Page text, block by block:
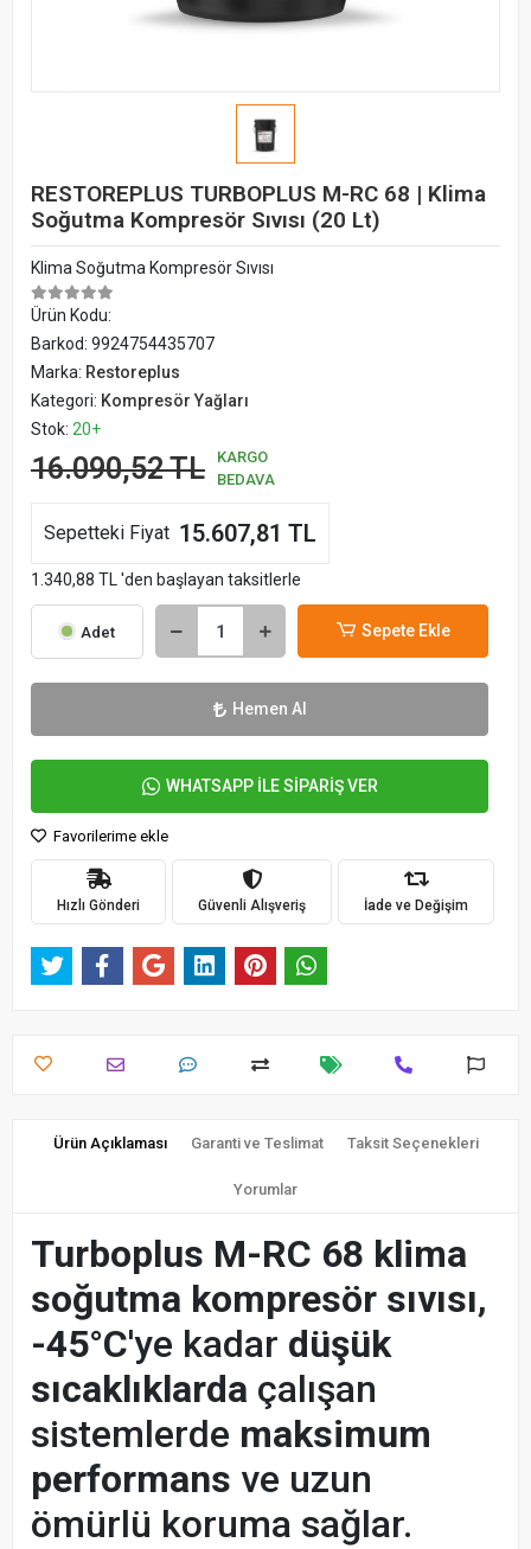
RESTOREPLUS TURBOPLUS M-RC 68 | Klima
Soğutma Kompresör Sıvısı (20 Lt)
Klima Soğutma Kompresör Sıvısı
Ürün Kodu:
Barkod: 9924754435707
Marka: Restoreplus
Kategori: Kompresör Yağları
Stok: 20+
16.090,52 TL
KARGO
BEDAVA
Sepetteki Fiyat 15.607,81 TL
1.340,88 TL 'den başlayan taksitlerle
Adet Sepete Ekle
Hemen Al
WHATSAPP İLE SİPARİŞ VER
Favorilerime ekle
Hızlı Gönderi Güvenli Alışveriş İade ve Değişim
Ürün Açıklaması Garanti ve Teslimat Taksit Seçenekleri
Yorumlar
Turboplus M-RC 68 klima
soğutma kompresör sıvısı,
-45°C'ye kadar düşük
sıcaklıklarda çalışan
sistemlerde maksimum
performans ve uzun
ömürlü koruma sağlar.